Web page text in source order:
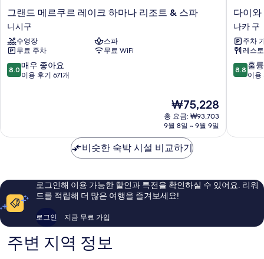
보
기
그
랜
드
메
르
쿠
르
나
&
파
니
그랜드 메르쿠르 레이크 하마나 리조트 & 스파
니시구
수영장
스파
무료 주차
무료 WiFi
10
점
매
요,
용
후
개
8.0 매우 좋아요
이용 후기 671개
현
재
요
₩75,228
₩75,228
총 요금: ₩93,703
9월 8일 ~ 9월 9일
다
이
와
로
이
넷
호
나
다이
나카 구
주차
레스
10
점
훌
이
용
8.8 훌
이용
비슷한 숙박 시설 비교하기
로그인해 이용 가능한 할인과 특전을 확인하실 수 있어요. 리워
드를 적립해 더 많은 여행을 즐겨보세요!
로그인 지금 무료 가입
주변 지역 정보